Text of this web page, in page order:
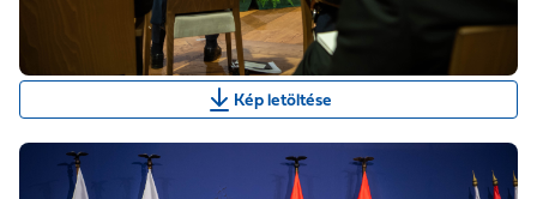
Kép letöltése